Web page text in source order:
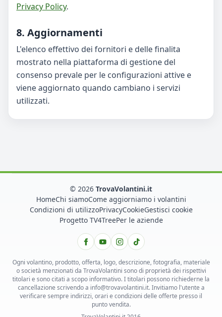
Privacy Policy.
8. Aggiornamenti
L'elenco effettivo dei fornitori e delle finalita
mostrato nella piattaforma di gestione del
consenso prevale per le configurazioni attive e
viene aggiornato quando cambiano i servizi
utilizzati.
© 2026 TrovaVolantini.it
HomeChi siamoCome aggiorniamo i volantini
Condizioni di utilizzoPrivacyCookieGestisci cookie
Progetto TV4TreePer le aziende
Ogni volantino, prodotto, offerta, logo, descrizione, fotografia, materiale
o società menzionati da TrovaVolantini sono di proprietà dei rispettivi
titolari e sono citati a scopo informativo. I titolari possono richiederne la
cancellazione scrivendo a info@trovavolantini.it. Invitiamo l'utente a
verificare sempre indirizzi, orari e condizioni delle offerte presso il
punto vendita.